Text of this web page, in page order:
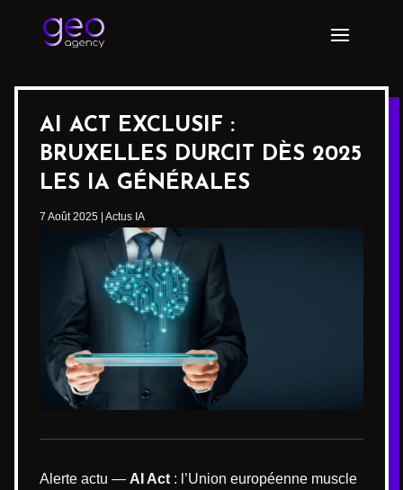
AI ACT EXCLUSIF :
BRUXELLES DURCIT DÈS 2025
LES IA GÉNÉRALES
7 Août 2025 Actus IA
Alerte actu — AI Act : l’Union européenne muscle